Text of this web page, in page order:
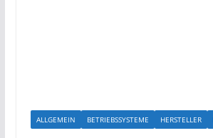
ALLGEMEIN BETRIEBSSYSTEME HERSTELLER